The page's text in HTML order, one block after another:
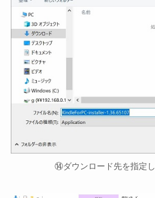
⑭ダウンロード先を指定し